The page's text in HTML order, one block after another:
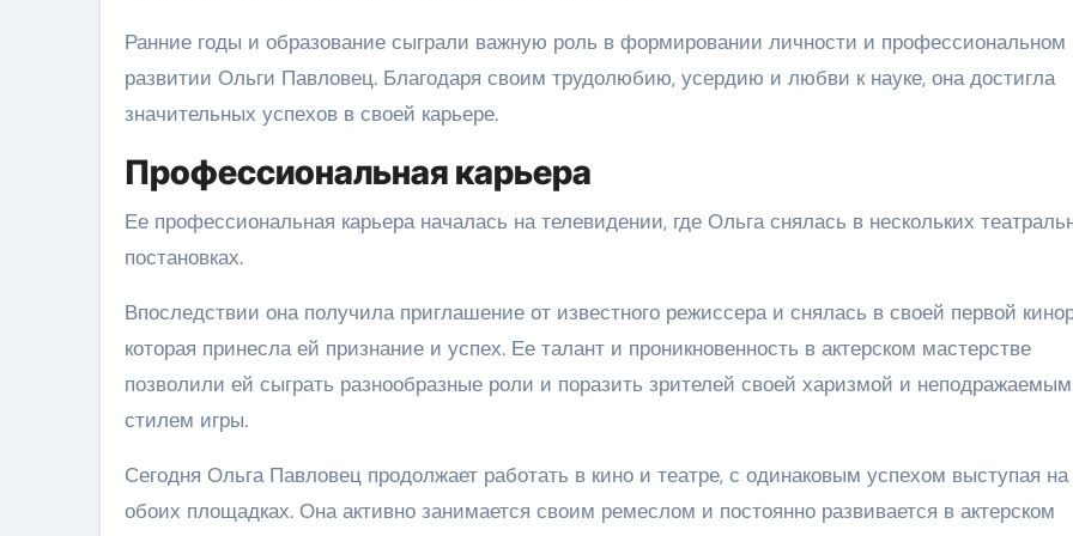
Ранние годы и образование сыграли важную роль в формировании личности и профессиональном
развитии Ольги Павловец. Благодаря своим трудолюбию, усердию и любви к науке, она достигла
значительных успехов в своей карьере.
Профессиональная карьера
Ее профессиональная карьера началась на телевидении, где Ольга снялась в нескольких
постановках.
Впоследствии она получила приглашение от известного режиссера и снялась в своей первой
которая принесла ей признание и успех. Ее талант и проникновенность в актерском мастерстве
позволили ей сыграть разнообразные роли и поразить зрителей своей харизмой и неподражаемым
стилем игры.
Сегодня Ольга Павловец продолжает работать в кино и театре, с одинаковым успехом выступая на
обоих площадках. Она активно занимается своим ремеслом и постоянно развивается в актерском